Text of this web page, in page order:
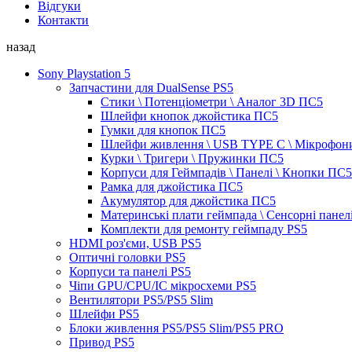
Відгуки
Контакти
назад
Sony Playstation 5
Запчастини для DualSense PS5
Стики \ Потенціометри \ Аналог 3D ПС5
Шлейфи кнопок джойстика ПС5
Гумки для кнопок ПС5
Шлейфи живлення \ USB TYPE C \
Курки \ Тригери \ Пружинки ПС5
Корпуси для Геймпадів \ Панелі \ Кнопки ПС5
Рамка для джойстика ПС5
Акумулятор для джойстика ПС5
Материнські плати геймпада \ Сенсорні
Комплекти для ремонту геймпаду PS5
HDMI роз'єми, USB PS5
Оптичні головки PS5
Корпуси та панелі PS5
Чіпи GPU/CPU/IC мікросхеми PS5
Вентилятори PS5/PS5 Slim
Шлейфи PS5
Блоки живлення PS5/PS5 Slim/PS5 PRO
Привод PS5